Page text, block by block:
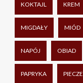
KOKTAJL KREM
MIGDAŁY MIÓD
NAPÓJ OBIAD
PAPRYKA